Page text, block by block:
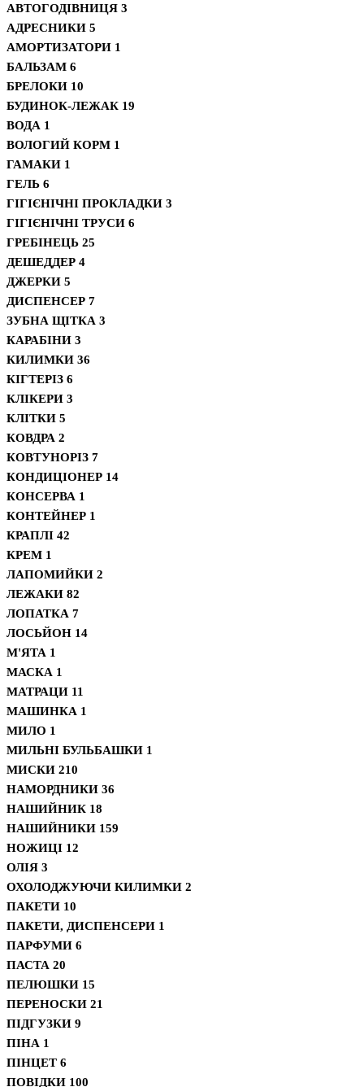
АВТОГОДІВНИЦЯ 3
АДРЕСНИКИ 5
АМОРТИЗАТОРИ 1
БАЛЬЗАМ 6
БРЕЛОКИ 10
БУДИНОК-ЛЕЖАК 19
ВОДА 1
ВОЛОГИЙ КОРМ 1
ГАМАКИ 1
ГЕЛЬ 6
ГІГІЄНІЧНІ ПРОКЛАДКИ 3
ГІГІЄНІЧНІ ТРУСИ 6
ГРЕБІНЕЦЬ 25
ДЕШЕДДЕР 4
ДЖЕРКИ 5
ДИСПЕНСЕР 7
ЗУБНА ЩІТКА 3
КАРАБІНИ 3
КИЛИМКИ 36
КІГТЕРІЗ 6
КЛІКЕРИ 3
КЛІТКИ 5
КОВДРА 2
КОВТУНОРІЗ 7
КОНДИЦІОНЕР 14
КОНСЕРВА 1
КОНТЕЙНЕР 1
КРАПЛІ 42
КРЕМ 1
ЛАПОМИЙКИ 2
ЛЕЖАКИ 82
ЛОПАТКА 7
ЛОСЬЙОН 14
М'ЯТА 1
МАСКА 1
МАТРАЦИ 11
МАШИНКА 1
МИЛО 1
МИЛЬНІ БУЛЬБАШКИ 1
МИСКИ 210
НАМОРДНИКИ 36
НАШИЙНИК 18
НАШИЙНИКИ 159
НОЖИЦІ 12
ОЛІЯ 3
ОХОЛОДЖУЮЧИ КИЛИМКИ 2
ПАКЕТИ 10
ПАКЕТИ, ДИСПЕНСЕРИ 1
ПАРФУМИ 6
ПАСТА 20
ПЕЛЮШКИ 15
ПЕРЕНОСКИ 21
ПІДГУЗКИ 9
ПІНА 1
ПІНЦЕТ 6
ПОВІДКИ 100